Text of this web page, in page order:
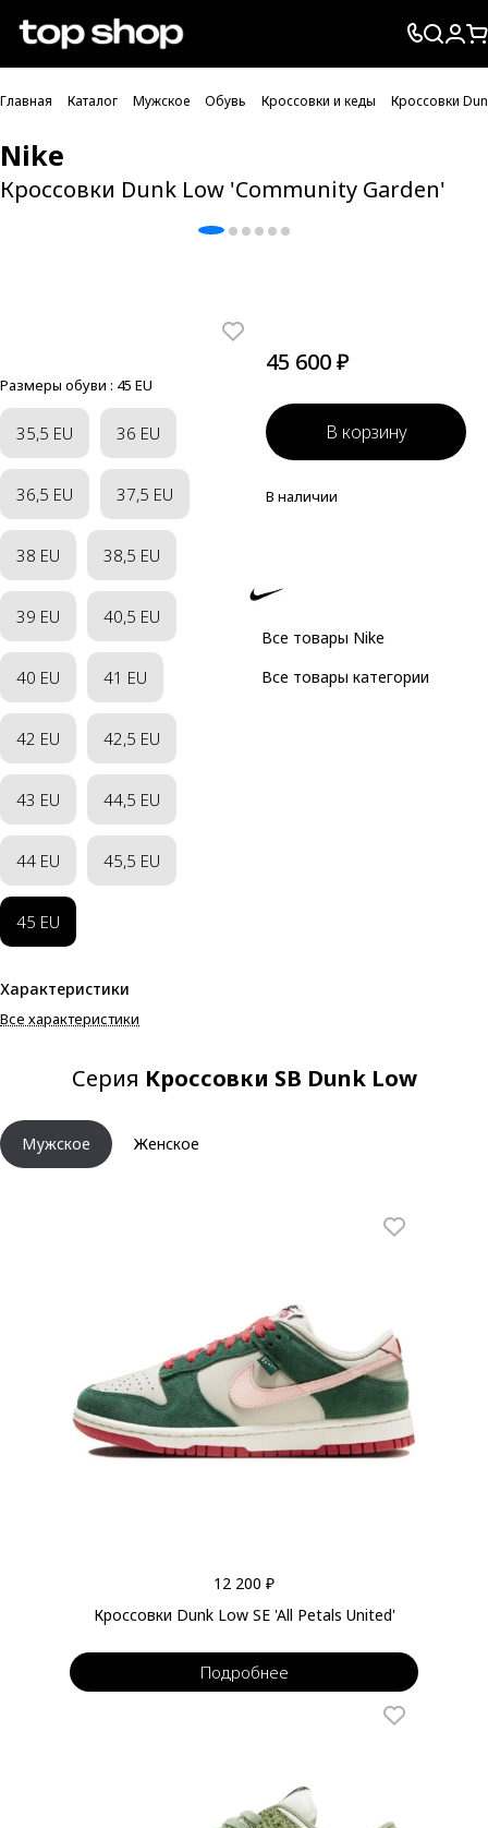
Проверка хлебных крошек
Главная Каталог Мужское Обувь Кроссовки и кеды Кроссовки
Nike
Кроссовки Dunk Low 'Community Garden'
Размеры обуви : 45 EU
35,5 EU 36 EU
36,5 EU 37,5 EU
38 EU 38,5 EU
39 EU 40,5 EU
40 EU 41 EU
42 EU 42,5 EU
43 EU 44,5 EU
44 EU 45,5 EU
45 EU
Характеристики
Все характеристики
45 600 ₽
В корзину
В наличии
Все товары Nike
Все товары категории
Серия Кроссовки SB Dunk Low
Мужское Женское
12 200 ₽
Кроссовки Dunk Low SE 'All Petals United'
Подробнее